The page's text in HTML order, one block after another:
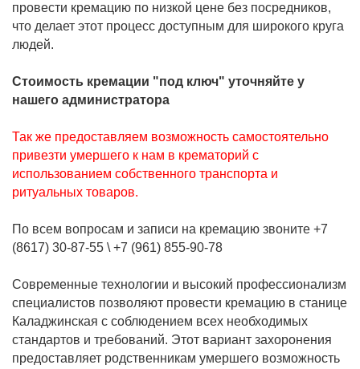
провести кремацию по низкой цене без посредников,
что делает этот процесс доступным для широкого круга
людей.
Стоимость кремации "под ключ" уточняйте у
нашего администратора
Так же предоставляем возможность самостоятельно
привезти умершего к нам в крематорий с
использованием собственного транспорта и
ритуальных товаров.
По всем вопросам и записи на кремацию звоните +7
(8617) 30-87-55 \ +7 (961) 855-90-78
Современные технологии и высокий профессионализм
специалистов позволяют провести кремацию в станице
Каладжинская с соблюдением всех необходимых
стандартов и требований. Этот вариант захоронения
предоставляет родственникам умершего возможность